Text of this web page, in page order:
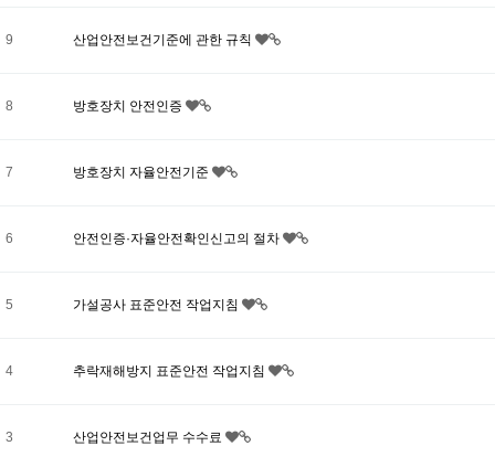
9 산업안전보건기준에 관한 규칙
8 방호장치 안전인증
7 방호장치 자율안전기준
6 안전인증·자율안전확인신고의 절차
5 가설공사 표준안전 작업지침
4 추락재해방지 표준안전 작업지침
3 산업안전보건업무 수수료